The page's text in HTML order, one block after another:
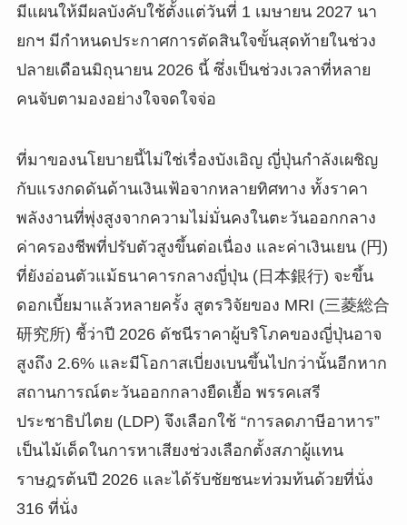
มีแผนให้มีผลบังคับใช้ตั้งแต่วันที่ 1 เมษายน 2027 นา
ยกฯ มีกำหนดประกาศการตัดสินใจขั้นสุดท้ายในช่วง
ปลายเดือนมิถุนายน 2026 นี้ ซึ่งเป็นช่วงเวลาที่หลาย
คนจับตามองอย่างใจจดใจจ่อ
ที่มาของนโยบายนี้ไม่ใช่เรื่องบังเอิญ ญี่ปุ่นกำลังเผชิญ
กับแรงกดดันด้านเงินเฟ้อจากหลายทิศทาง ทั้งราคา
พลังงานที่พุ่งสูงจากความไม่มั่นคงในตะวันออกกลาง
ค่าครองชีพที่ปรับตัวสูงขึ้นต่อเนื่อง และค่าเงินเยน (円)
ที่ยังอ่อนตัวแม้ธนาคารกลางญี่ปุ่น (日本銀行) จะขึ้น
ดอกเบี้ยมาแล้วหลายครั้ง สูตรวิจัยของ MRI (三菱総合
研究所) ชี้ว่าปี 2026 ดัชนีราคาผู้บริโภคของญี่ปุ่นอาจ
สูงถึง 2.6% และมีโอกาสเบี่ยงเบนขึ้นไปกว่านั้นอีกหาก
สถานการณ์ตะวันออกกลางยืดเยื้อ พรรคเสรี
ประชาธิปไตย (LDP) จึงเลือกใช้ “การลดภาษีอาหาร”
เป็นไม้เด็ดในการหาเสียงช่วงเลือกตั้งสภาผู้แทน
ราษฎรต้นปี 2026 และได้รับชัยชนะท่วมท้นด้วยที่นั่ง
316 ที่นั่ง